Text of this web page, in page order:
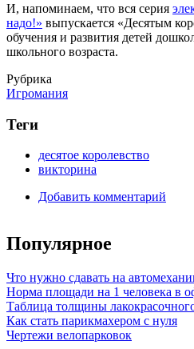
И, напоминаем, что вся серия
надо!» выпускается «Десятым
обучения и развития детей
школьного возраста.
Рубрика
Игромания
Теги
десятое королевство
викторина
Добавить комментарий
Популярное
Что нужно сдавать на
Норма площади на 1 человека в
Таблица толщины
Как стать парикмахером с нуля
Чертежи велопарковок